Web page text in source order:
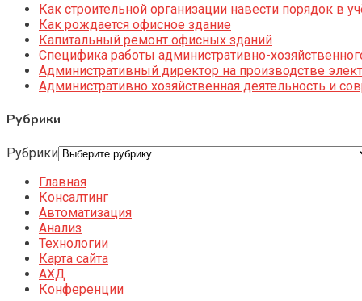
Как строительной организации навести порядок в
Как рождается офисное здание
Капитальный ремонт офисных зданий
Специфика работы административно-
Административный директор на производстве
Административно хозяйственная деятельность и
Рубрики
Рубрики
Главная
Консалтинг
Автоматизация
Анализ
Технологии
Карта сайта
АХД
Конференции